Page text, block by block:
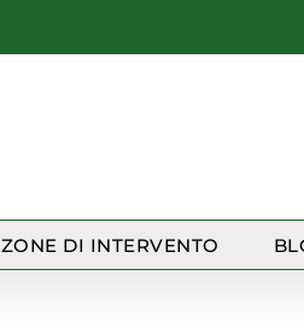
ZONE DI INTERVENTO